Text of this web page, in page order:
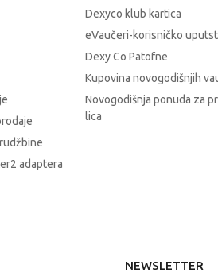
adaptera
Dexyco klub kartica
eVaučeri-korisničko
Dexy Co Patofne
Kupovina novogodišnjih
Novogodišnja ponuda za
lica
NEWSLETTER